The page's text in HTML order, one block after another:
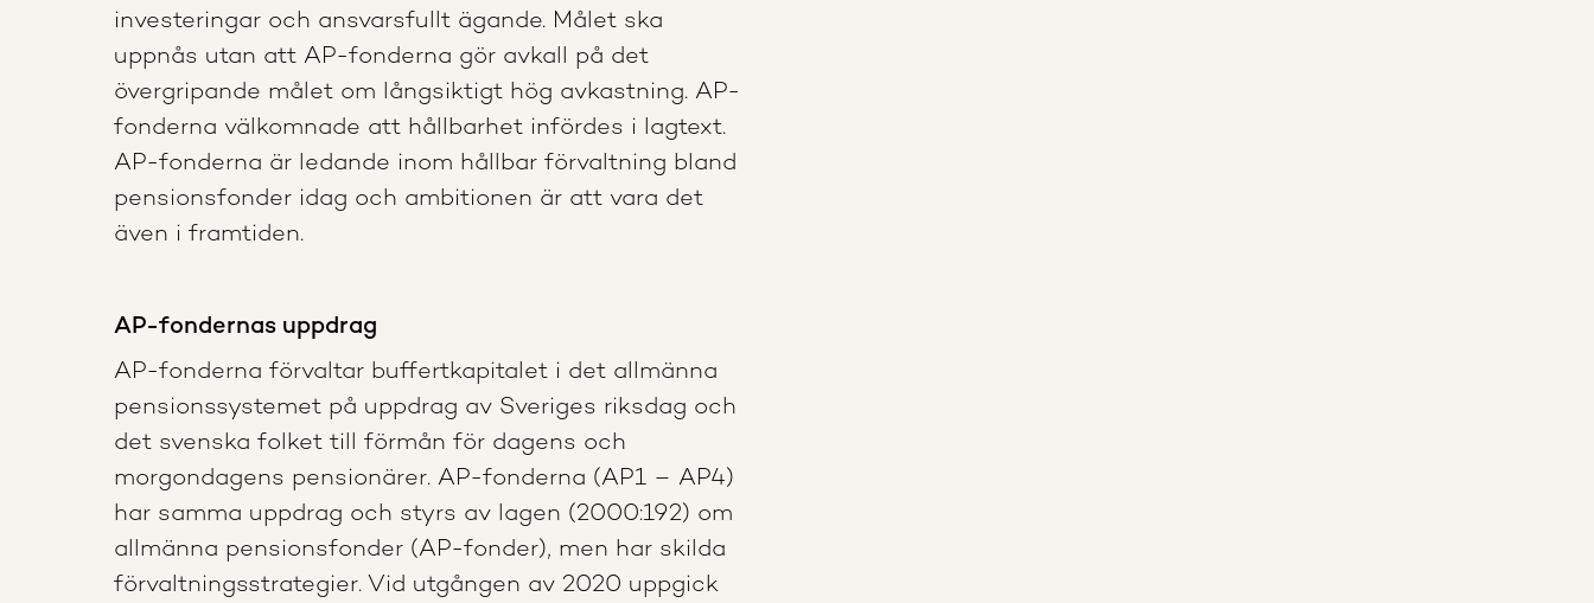
investeringar och ansvarsfullt ägande. Målet ska
uppnås utan att AP-fonderna gör avkall på det
övergripande målet om långsiktigt hög avkastning. AP-
fonderna välkomnade att hållbarhet infördes i lagtext.
AP-fonderna är ledande inom hållbar förvaltning bland
pensionsfonder idag och ambitionen är att vara det
även i framtiden.
AP-fondernas uppdrag
AP-fonderna förvaltar buffertkapitalet i det allmänna
pensionssystemet på uppdrag av Sveriges riksdag och
det svenska folket till förmån för dagens och
morgondagens pensionärer. AP-fonderna (AP1 – AP4)
har samma uppdrag och styrs av lagen (2000:192) om
allmänna pensionsfonder (AP-fonder), men har skilda
förvaltningsstrategier. Vid utgången av 2020 uppgick